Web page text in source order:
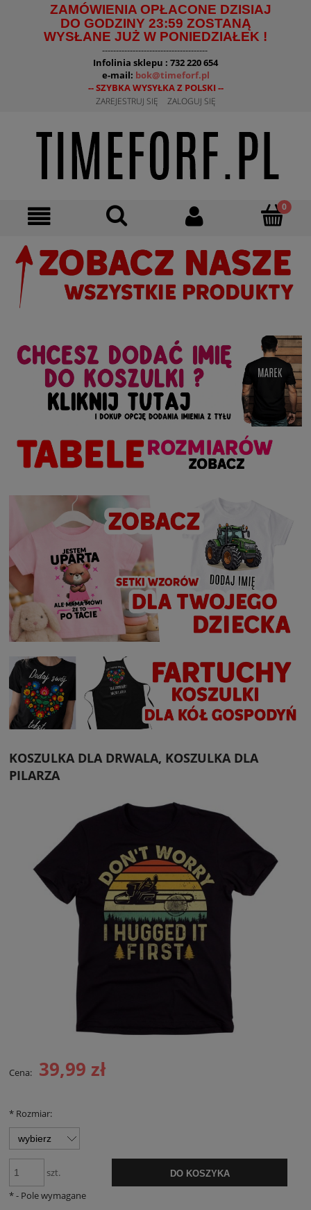
ZAMÓWIENIA OPŁACONE DZISIAJ
DO GODZINY 23:59 ZOSTANĄ
WYSŁANE JUŻ W PONIEDZIAŁEK !
--------------------------------------
Infolinia sklepu : 732 220 654
e-mail: bok@timeforf.pl
-- SZYBKA WYSYŁKA Z POLSKI --
ZAREJESTRUJ SIĘ ZALOGUJ SIĘ
KOSZULKA DLA DRWALA, KOSZULKA DLA
PILARZA
Cena: 39,99 zł
* Rozmiar:
szt. DO KOSZYKA
*- Pole wymagane